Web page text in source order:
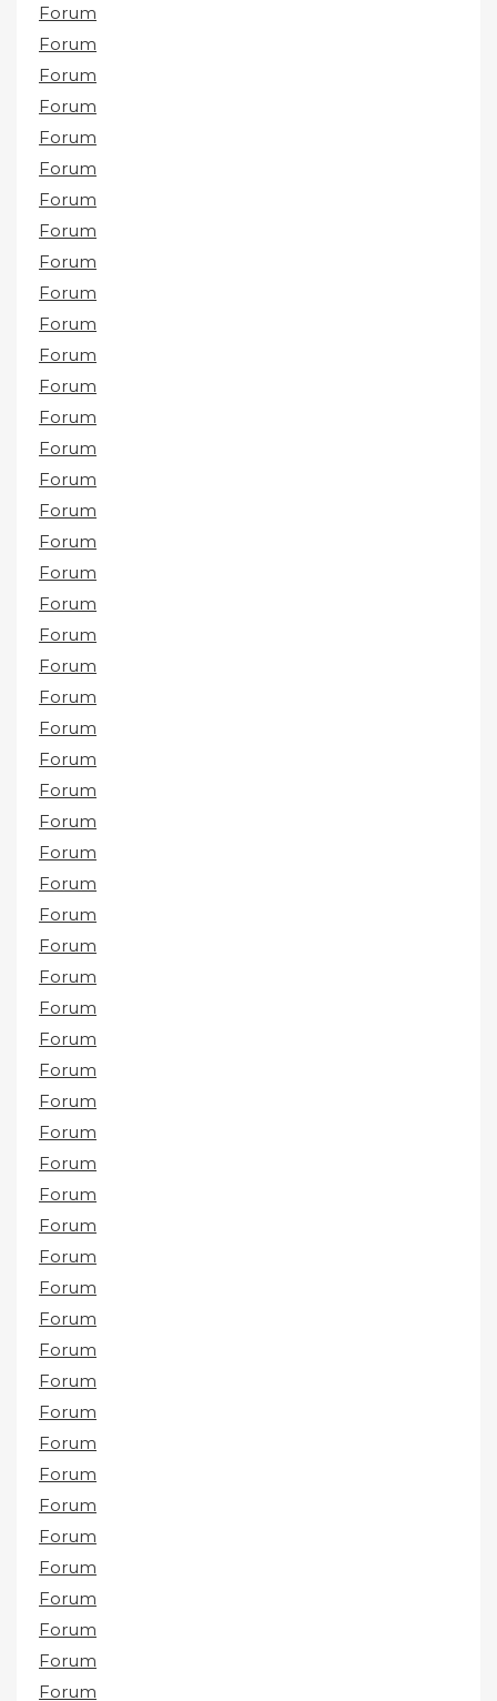
Forum
Forum
Forum
Forum
Forum
Forum
Forum
Forum
Forum
Forum
Forum
Forum
Forum
Forum
Forum
Forum
Forum
Forum
Forum
Forum
Forum
Forum
Forum
Forum
Forum
Forum
Forum
Forum
Forum
Forum
Forum
Forum
Forum
Forum
Forum
Forum
Forum
Forum
Forum
Forum
Forum
Forum
Forum
Forum
Forum
Forum
Forum
Forum
Forum
Forum
Forum
Forum
Forum
Forum
Forum